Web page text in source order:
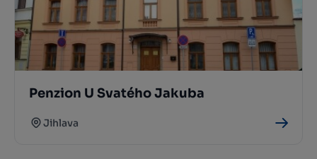
Penzion U Svatého Jakuba
Jihlava